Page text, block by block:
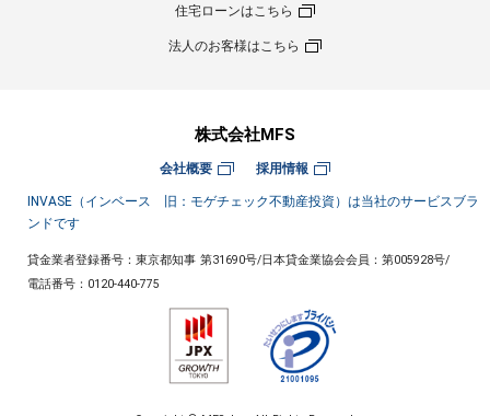
住宅ローンはこちら
法人のお客様はこちら
株式会社MFS
会社概要 採用情報
INVASE（インベース 旧：モゲチェック不動産投資）は当社のサービスブラ
ンドです
貸金業者登録番号：東京都知事 第31690号/日本貸金業協会会員：第005928号/
電話番号： 0120-440-775